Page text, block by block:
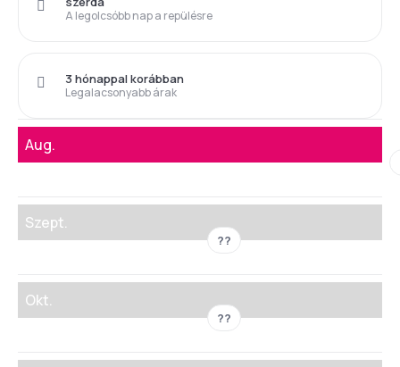
A legolcsóbb nap a repülésre
Legalacsonyabb árak
3 hónappal korábban
Aug.
Szept.
??
Okt.
??